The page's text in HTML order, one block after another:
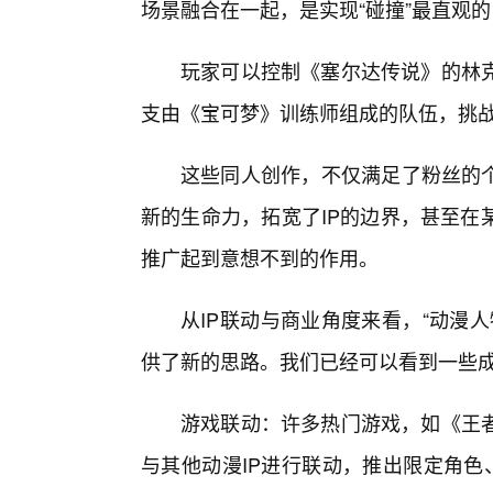
场景融合在一起，是实现“碰撞”最直观
玩家可以控制《塞尔达传说》的林
支由《宝可梦》训练师组成的队伍，挑
这些同人创作，不仅满足了粉丝
新的生命力，拓宽了IP的边界，甚至
推广起到意想不到的作用。
从IP联动与商业角度来看，“动漫
供了新的思路。我们已经可以看到一些
游戏联动：许多热门游戏，如《王
与其他动漫IP进行联动，推出限定角